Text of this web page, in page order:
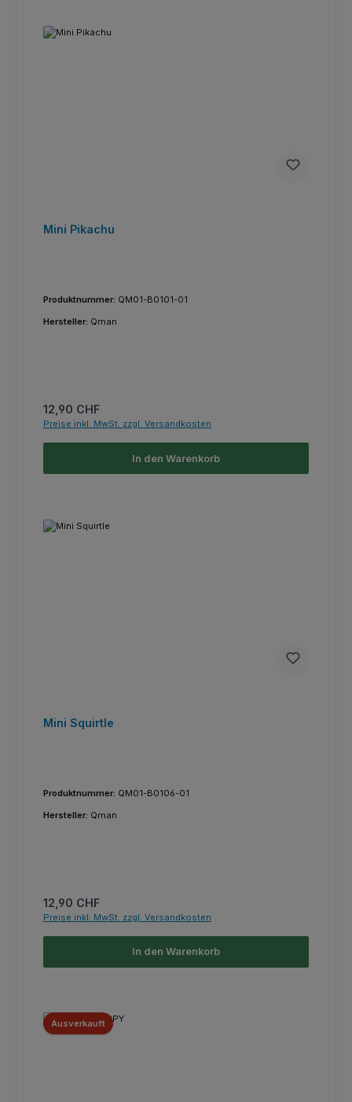
Mini Pikachu
Produktnummer: QM01-B0101-01
Hersteller: Qman
Regulärer Preis:
12,90 CHF
Preise inkl. MwSt. zzgl. Versandkosten
In den Warenkorb
Mini Squirtle
Produktnummer: QM01-B0106-01
Hersteller: Qman
Regulärer Preis:
12,90 CHF
Preise inkl. MwSt. zzgl. Versandkosten
In den Warenkorb
Ausverkauft